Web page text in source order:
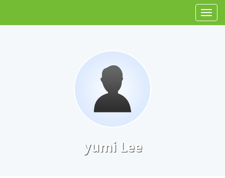
yumi Lee